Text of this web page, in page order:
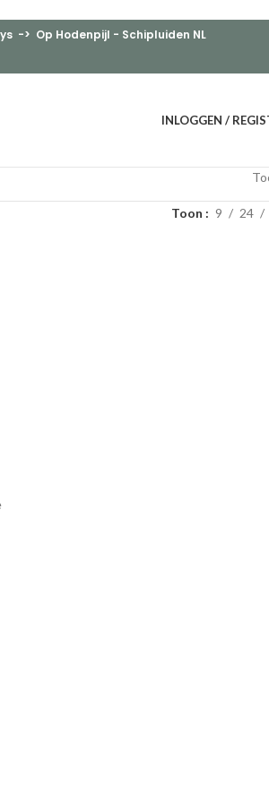
-> Op Hodenpijl - Schipluiden NL
INLOGGEN /
Toon 9 24